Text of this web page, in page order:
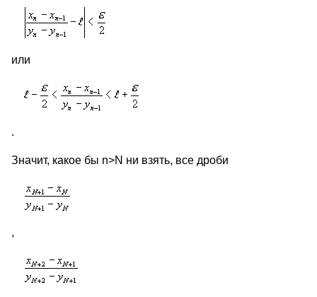
или
.
Значит, какое бы n>N ни взять, все дроби
,